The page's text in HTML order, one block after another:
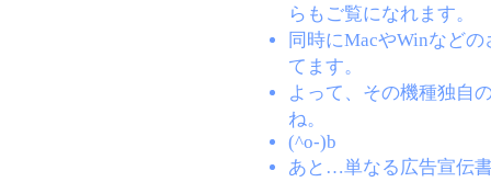
らもご覧になれます。
同時にMacやWinなど
てます。
よって、その機種独自
ね。
(^o-)b
あと…単なる広告宣伝